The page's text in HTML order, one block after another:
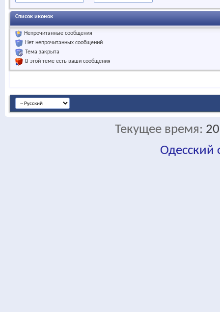
Список иконок
Непрочитанные сообщения
Нет непрочитанных сообщений
Тема закрыта
В этой теме есть ваши сообщения
Текущее время:
Одесский